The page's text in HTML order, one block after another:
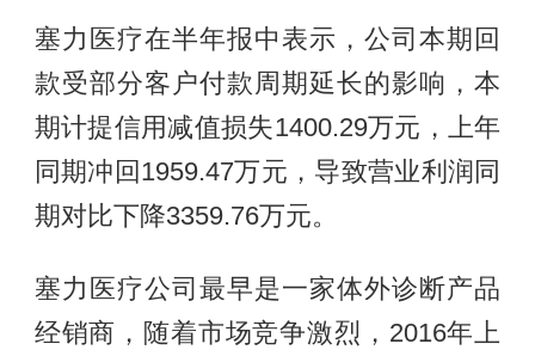
塞力医疗在半年报中表示，公司本期回
款受部分客户付款周期延长的影响，本
期计提信用减值损失1400.29万元，上年
同期冲回1959.47万元，导致营业利润同
期对比下降3359.76万元。
塞力医疗公司最早是一家体外诊断产品
经销商，随着市场竞争激烈，2016年上